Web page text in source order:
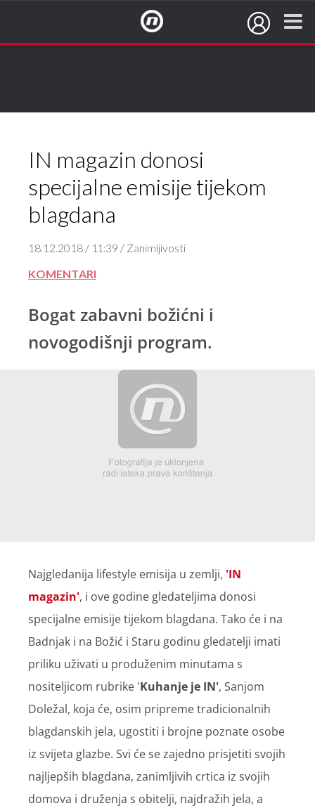
IN magazin donosi
specijalne emisije tijekom
blagdana
18.12.2018 / 11:39 / Zanimljivosti
KOMENTARI
Bogat zabavni božićni i
novogodišnji program.
Najgledanija lifestyle emisija u zemlji, 'IN
magazin', i ove godine gledateljima donosi
specijalne emisije tijekom blagdana. Tako će i na
Badnjak i na Božić i Staru godinu gledatelji imati
priliku uživati u produženim minutama s
nositeljicom rubrike 'Kuhanje je IN', Sanjom
Doležal, koja će, osim pripreme tradicionalnih
blagdanskih jela, ugostiti i brojne poznate osobe
iz svijeta glazbe. Svi će se zajedno prisjetiti svojih
najljepših blagdana, zanimljivih crtica iz svojih
domova i druženja s obitelji, najdražih jela, a